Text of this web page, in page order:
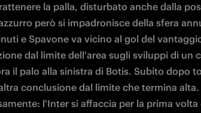
la palla, disturbato anche dalla
però si impadronisce della sfera
e Spavone va vicino al gol del
dal limite dell'area sugli sviluppi di un
il palo alla sinistra di Botis. Subito dopo
conclusione dal limite che termina alta.
l'Inter si affaccia per la prima volta